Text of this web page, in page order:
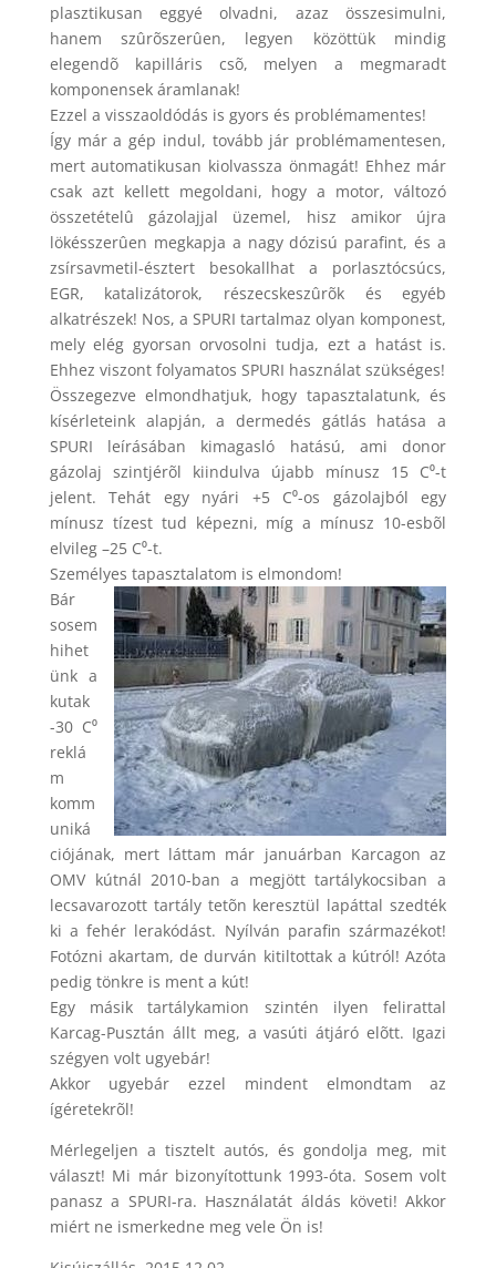
plasztikusan eggyé olvadni, azaz összesimulni,
hanem szûrõszerûen, legyen közöttük mindig
elegendõ kapilláris csõ, melyen a megmaradt
komponensek áramlanak!
Ezzel a visszaoldódás is gyors és problémamentes!
Így már a gép indul, tovább jár problémamentesen,
mert automatikusan kiolvassza önmagát! Ehhez már
csak azt kellett megoldani, hogy a motor, változó
összetételû gázolajjal üzemel, hisz amikor újra
lökésszerûen megkapja a nagy dózisú parafint, és a
zsírsavmetil-észtert besokallhat a porlasztócsúcs,
EGR, katalizátorok, részecskeszûrõk és egyéb
alkatrészek! Nos, a SPURI tartalmaz olyan komponest,
mely elég gyorsan orvosolni tudja, ezt a hatást is.
Ehhez viszont folyamatos SPURI használat szükséges!
Összegezve elmondhatjuk, hogy tapasztalatunk, és
kísérleteink alapján, a dermedés gátlás hatása a
SPURI leírásában kimagasló hatású, ami donor
gázolaj szintjérõl kiindulva újabb mínusz 15 C⁰-t
jelent. Tehát egy nyári +5 C⁰-os gázolajból egy
mínusz tízest tud képezni, míg a mínusz 10-esbõl
elvileg –25 C⁰-t.
Személyes tapasztalatom is elmondom!
Bár
sosem
hihet
ünk a
kutak
-30 C⁰
reklá
m
komm
uniká
ciójának, mert láttam már januárban Karcagon az
OMV kútnál 2010-ban a megjött tartálykocsiban a
lecsavarozott tartály tetõn keresztül lapáttal szedték
ki a fehér lerakódást. Nyílván parafin származékot!
Fotózni akartam, de durván kitiltottak a kútról! Azóta
pedig tönkre is ment a kút!
Egy másik tartálykamion szintén ilyen felirattal
Karcag-Pusztán állt meg, a vasúti átjáró elõtt. Igazi
szégyen volt ugyebár!
Akkor ugyebár ezzel mindent elmondtam az
ígéretekrõl!
Mérlegeljen a tisztelt autós, és gondolja meg, mit
választ! Mi már bizonyítottunk 1993-óta. Sosem volt
panasz a SPURI-ra. Használatát áldás követi! Akkor
miért ne ismerkedne meg vele Ön is!